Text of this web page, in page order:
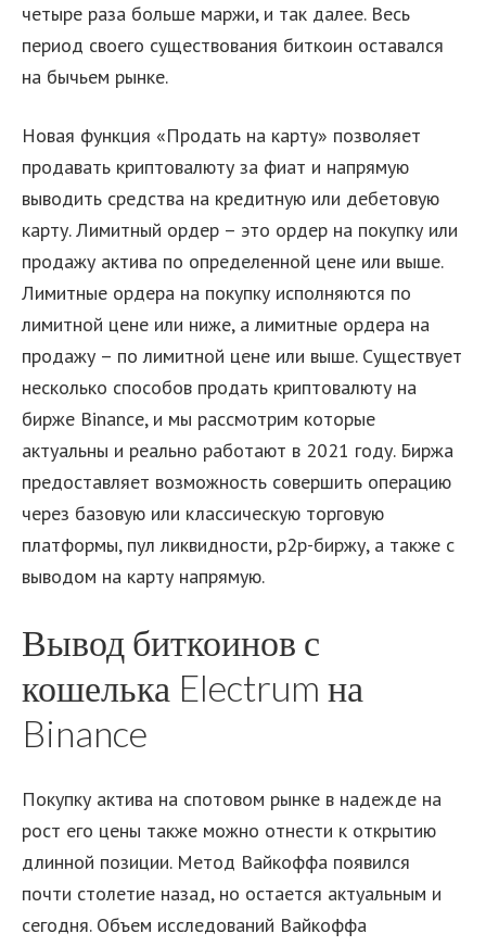
четыре раза больше маржи, и так далее. Весь
период своего существования биткоин оставался
на бычьем рынке.
Новая функция «Продать на карту» позволяет
продавать криптовалюту за фиат и напрямую
выводить средства на кредитную или дебетовую
карту. Лимитный ордер – это ордер на покупку или
продажу актива по определенной цене или выше.
Лимитные ордера на покупку исполняются по
лимитной цене или ниже, а лимитные ордера на
продажу – по лимитной цене или выше. Существует
несколько способов продать криптовалюту на
бирже Binance, и мы рассмотрим которые
актуальны и реально работают в 2021 году. Биржа
предоставляет возможность совершить операцию
через базовую или классическую торговую
платформы, пул ликвидности, p2p-биржу, а также с
выводом на карту напрямую.
Вывод биткоинов с
кошелька Electrum на
Binance
Покупку актива на спотовом рынке в надежде на
рост его цены также можно отнести к открытию
длинной позиции. Метод Вайкоффа появился
почти столетие назад, но остается актуальным и
сегодня. Объем исследований Вайкоффа